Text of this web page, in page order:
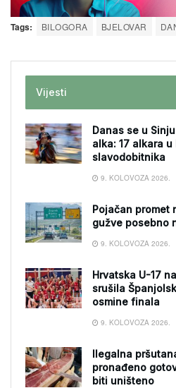
Tags: BILOGORA BJELOVAR
Vijesti
Danas se u
alka: 17 alkara
slavodobitnika
9. KOLOVOZA 2026.
Pojačan promet
gužve posebno
9. KOLOVOZA 2026.
Hrvatska U-17
srušila
osmine finala
9. KOLOVOZA 2026.
Ilegalna
pronađeno
biti uništeno